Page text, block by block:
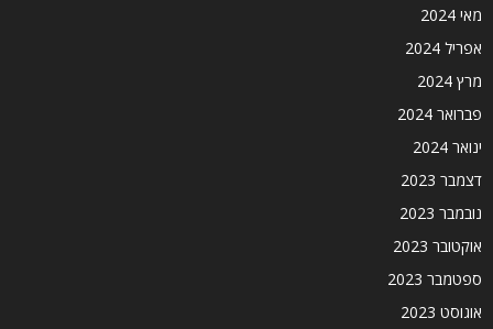
מאי 2024
אפריל 2024
מרץ 2024
פברואר 2024
ינואר 2024
דצמבר 2023
נובמבר 2023
אוקטובר 2023
ספטמבר 2023
אוגוסט 2023